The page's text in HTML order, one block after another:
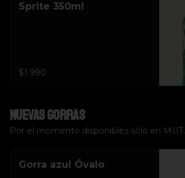
Sprite 350ml
$1.990
Nuevas Gorras
Por el momento disponibles sólo en MUT.
Gorra azul Óvalo